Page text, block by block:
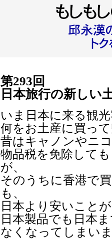
第293回
日本旅行の新しい
いま日本に来る観
何をお土産に買っ
昔はキャノンやニ
物品税を免除して
が、
そのうちに香港で
も、
日本より安いこと
日本製品でも日本
なくなってしまい